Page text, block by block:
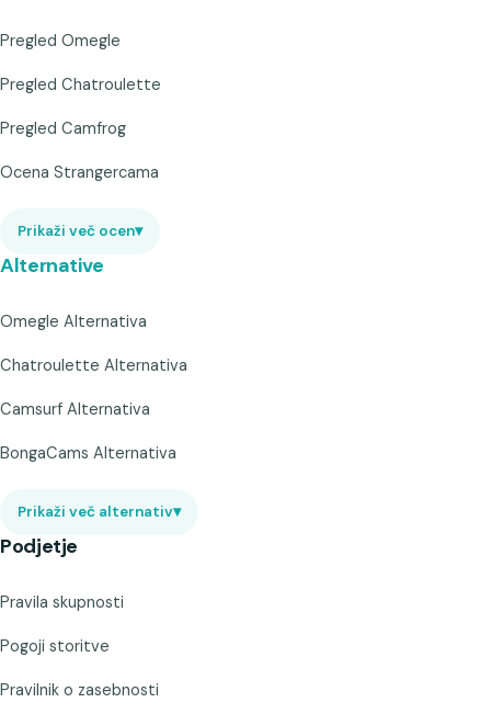
Pregled Omegle
Pregled Chatroulette
Pregled Camfrog
Ocena Strangercama
Prikaži več ocen▾
Alternative
Omegle Alternativa
Chatroulette Alternativa
Camsurf Alternativa
BongaCams Alternativa
Prikaži več alternativ▾
Podjetje
Pravila skupnosti
Pogoji storitve
Pravilnik o zasebnosti